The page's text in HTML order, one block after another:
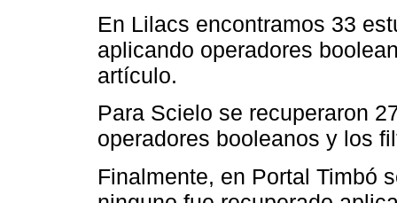
En Lilacs encontramos 33
aplicando operadores
artículo.
Para Scielo se recuperaron
operadores booleanos y los
Finalmente, en Portal Timbó